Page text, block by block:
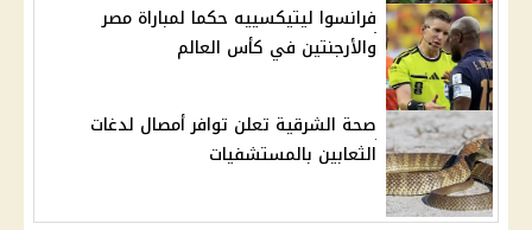
فرانسوا ليتيكسييه حكما لمباراة مصر
والأرجنتين في كأس العالم
صحة الشرقية تعلن توافر أمصال لدغات
الثعابين بالمستشفيات